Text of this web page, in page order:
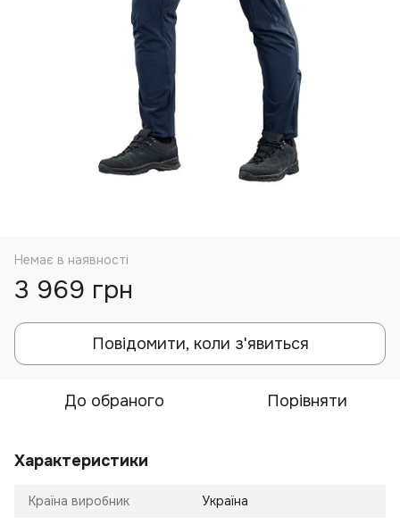
Немає в наявності
3 969 грн
Повідомити, коли з'явиться
До обраного Порівняти
Характеристики
Країна виробник Україна